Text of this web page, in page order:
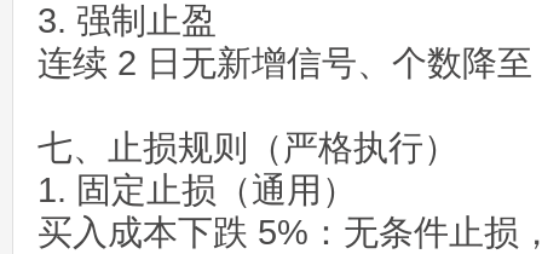
3. 强制止盈
连续 2 日无新增信号、个数降
七、止损规则（严格执行）
1. 固定止损（通用）
买入成本下跌 5%：无条件止损